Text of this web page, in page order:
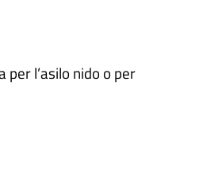
l’asilo nido o per